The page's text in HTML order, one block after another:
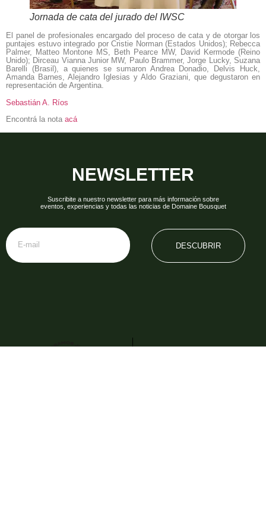
Jornada de cata del jurado del IWSC
El panel de profesionales encargado del proceso de cata y de otorgar los
puntajes estuvo integrado por Cristie Norman (Estados Unidos); Rebecca
Palmer, Matteo Montone MS, Beth Pearce MW, David Kermode (Reino
Unido); Dirceau Vianna Junior MW, Paulo Brammer, Jorge Lucky, Suzana
Barelli (Brasil), a quienes se sumaron Andrea Donadio, Delvis Huck,
Amanda Barnes, Alejandro Iglesias y Aldo Graziani, que degustaron en
representación de Argentina.
Sebastián A. Ríos
Encontrá la nota acá
NEWSLETTER
Suscribite a nuestro newsletter para más información sobre
eventos, experiencias y todas las noticias de Domaine Bousquet
DESCUBRIR